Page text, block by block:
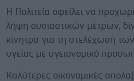
Η Πολιτεία οφείλει να
λήψη ουσιαστικών μέτρων,
κίνητρα για τη στελέχωση
υγείας με υγειονομικό
Καλύτερες οικονομικές